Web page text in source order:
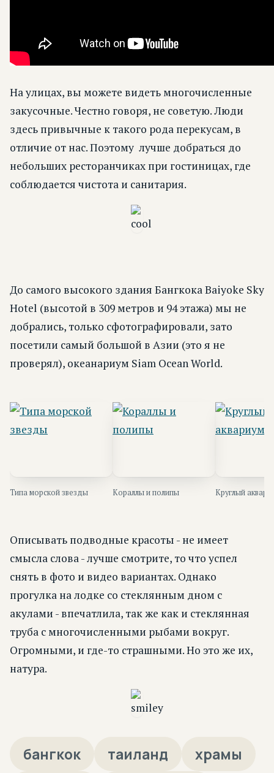
На улицах, вы можете видеть многочисленные
закусочные. Честно говоря, не советую. Люди
здесь привычные к такого рода перекусам, в
отличие от нас. Поэтому лучше добраться до
небольших ресторанчиках при гостиницах, где
соблюдается чистота и санитария.
До самого высокого здания Бангкока Baiyoke Sky
Hotel (высотой в 309 метров и 94 этажа) мы не
добрались, только сфотографировали, зато
посетили самый большой в Азии (это я не
проверял), океанариум Siam Ocean World.
Типа морской звезды Кораллы и полипы Круглый
Описывать подводные красоты - не имеет
смысла слова - лучше смотрите, то что успел
снять в фото и видео вариантах. Однако
прогулка на лодке со стеклянным дном с
акулами - впечатлила, так же как и стеклянная
труба с многочисленными рыбами вокруг.
Огромными, и где-то страшными. Но это же их,
натура.
бангкок таиланд
храмы